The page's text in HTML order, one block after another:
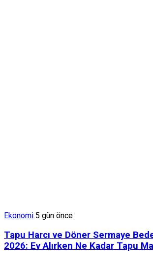
Ekonomi 5 gün önce
Tapu Harcı ve Döner Sermaye
2026: Ev Alırken Ne Kadar Tapu